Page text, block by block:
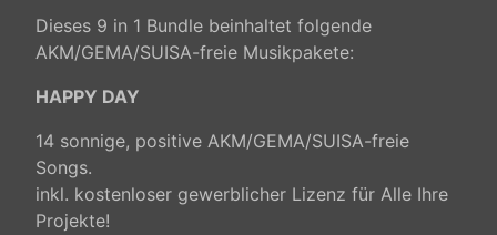
Dieses 9 in 1 Bundle beinhaltet folgende
AKM/GEMA/SUISA-freie Musikpakete:
HAPPY DAY
14 sonnige, positive AKM/GEMA/SUISA-freie
Songs.
inkl. kostenloser gewerblicher Lizenz für Alle Ihre
Projekte!